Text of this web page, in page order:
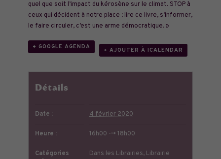
quel que soit l’impact du kérosène sur le climat. STOP à
ceux qui décident à notre place : lire ce livre, s’informer,
le faire circuler, c’est une arme démocratique. »
+ GOOGLE AGENDA
+ AJOUTER À ICALENDAR
Détails
Date : 4 février 2020
Heure : 16h00 --> 18h00
Catégories
Dans les Librairies, Librairie